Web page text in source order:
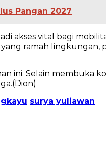
Pangan 2027
akses vital bagi
ramah
ini. Selain membuka
surya yuliawan